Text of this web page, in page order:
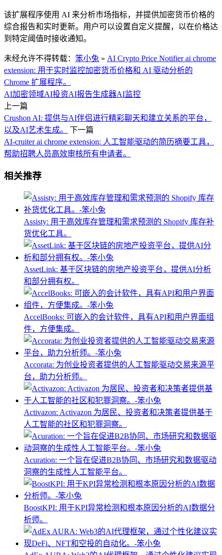
该扩展程序使用 AI 来分析市场指标，并提供加密货币价格的
综合报告和实时更新。用户可以设置自定义提醒，以在价格达
到特定阈值时接收通知。
未经允许不得转载： 笨小兔 » AI Crypto Price Notifier ai chrome
extension: 用于实时监控加密货币价格和 AI 驱动分析的
Chrome 扩展程序。
AI加密领域AI投资AI报告生成器AI监控
上一篇
Crushon AI: 提供与AI伴侣进行精彩聊天和建立关系的平台，
以及AI艺术生成。
下一篇
AI-cruiter ai chrome extension: 人工智能驱动的简历摘要工具，
帮助招聘人员高效审核所有申请者。
相关推荐
Assisty: 用于高效库存管理和需求预测的 Shopify 库存补
货优化工具。
AssetLink: 基于区块链的房地产投资平台，提供AI分析
和部分拥有权。
AccelBooks: 可嵌入的会计软件，具有API和用户界面组
件，方便集成。
Accorata: 为创业投资者提供的人工智能驱动交易来源平
台，助力分析师。
Activazon: Activazon 为居民、投资者和决策者提供基于
人工智能的社区和犯罪洞察。
Acuration: 一个旨在促进B2B协同、市场研究和数据驱动
洞察的生成性人工智能平台。
BoostKPI: 用于KPI异常检测和根本原因分析的AI数据分
析师。